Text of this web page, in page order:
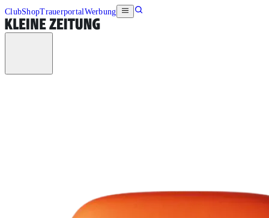
ClubShopTrauerportalWerbung